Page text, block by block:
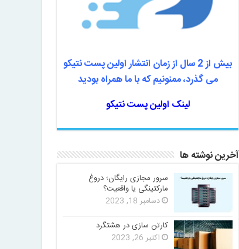
بیش از 2 سال از زمان انتشار اولین پست نتیکو
می گذرد، ممنونیم که با ما همراه بودید
لینک اولین پست نتیکو
آخرین نوشته ها
سرور مجازی رایگان؛ دروغ
مارکتینگی یا واقعیت؟
دسامبر 18, 2023
کارتن سازی در هشتگرد
اکتبر 26, 2023